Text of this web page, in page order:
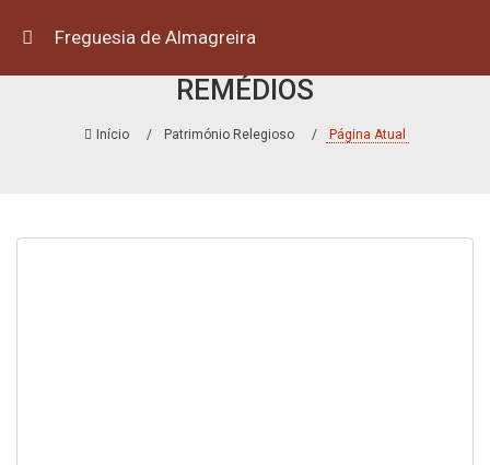
REMÉDIOS
Início Património Relegioso Página Atual
Freguesia de Almagreira